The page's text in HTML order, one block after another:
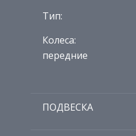
Тип:
Колеса:
передние
ПОДВЕСКА